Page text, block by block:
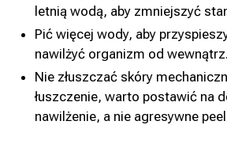
letnią wodą, aby zmniejszyć
Pić więcej wody, aby
nawilżyć organizm od wewnątrz.
Nie złuszczać skóry
łuszczenie, warto postawić na
nawilżenie, a nie agresywne